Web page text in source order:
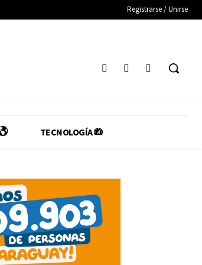
Registrarse / Unirse
TECNOLOGÍA